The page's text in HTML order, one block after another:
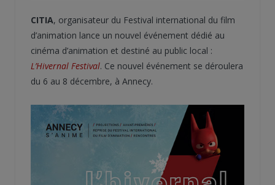
CITIA, organisateur du Festival international du film
d’animation lance un nouvel événement dédié au
cinéma d’animation et destiné au public local :
L’Hivernal Festival. Ce nouvel événement se déroulera
du 6 au 8 décembre, à Annecy.